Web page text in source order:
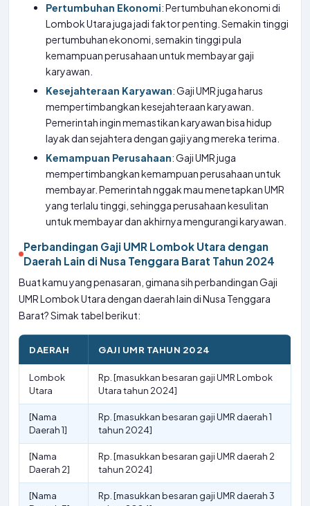
Pertumbuhan Ekonomi: Pertumbuhan ekonomi di
Lombok Utara juga jadi faktor penting. Semakin tinggi
pertumbuhan ekonomi, semakin tinggi pula
kemampuan perusahaan untuk membayar gaji
karyawan.
Kesejahteraan Karyawan: Gaji UMR juga harus
mempertimbangkan kesejahteraan karyawan.
Pemerintah ingin memastikan karyawan bisa hidup
layak dan sejahtera dengan gaji yang mereka terima.
Kemampuan Perusahaan: Gaji UMR juga
mempertimbangkan kemampuan perusahaan untuk
membayar. Pemerintah nggak mau menetapkan UMR
yang terlalu tinggi, sehingga perusahaan kesulitan
untuk membayar dan akhirnya mengurangi karyawan.
Perbandingan Gaji UMR Lombok Utara dengan
Daerah Lain di Nusa Tenggara Barat Tahun 2024
Buat kamu yang penasaran, gimana sih perbandingan Gaji
UMR Lombok Utara dengan daerah lain di Nusa Tenggara
Barat? Simak tabel berikut:
DAERAH GAJI UMR TAHUN 2024
Lombok
Utara
Rp. [masukkan besaran gaji UMR Lombok
Utara tahun 2024]
[Nama
Daerah 1]
Rp. [masukkan besaran gaji UMR daerah 1
tahun 2024]
[Nama
Daerah 2]
Rp. [masukkan besaran gaji UMR daerah 2
tahun 2024]
[Nama
Rp. [masukkan besaran gaji UMR daerah 3